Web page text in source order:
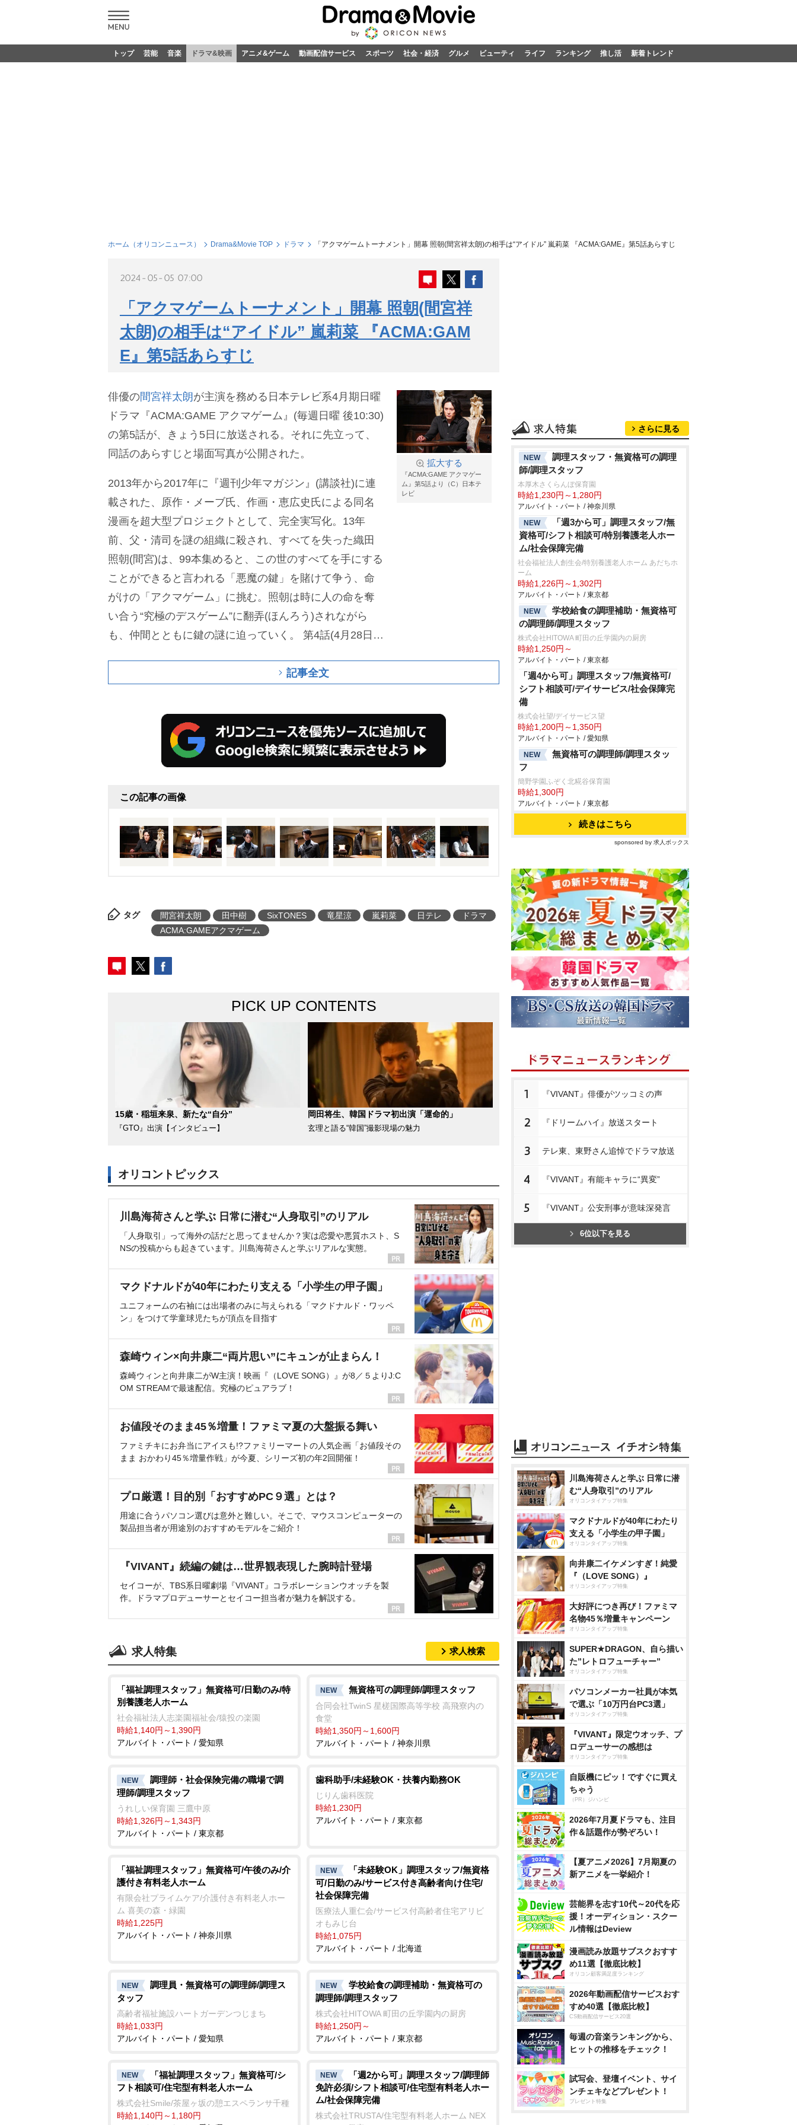
トップ 芸能 音楽 ドラマ&映画 アニメ&ゲーム 動画配信サービス スポーツ 社会・経済 グルメ ビューティ ライフ ランキング 推し活 新着トレンド
ホーム（オリコンニュース） Drama&Movie TOP ドラマ 「アクマゲームトーナメント」開幕 照朝(間宮祥太朗)の相手は“アイドル” 嵐莉菜 『ACMA:GAME』第5話あらすじ
2024-05-05 07:00
「アクマゲームトーナメント」開幕 照朝(間宮祥
太朗)の相手は“アイドル” 嵐莉菜 『ACMA:GAM
E』第5話あらすじ
拡大する
『ACMA:GAME アクマゲー
ム』第5話より（C）日本テ
レビ
俳優の間宮祥太朗 が主演を務める日本テレビ系4月期日曜
ドラマ『ACMA:GAME アクマゲーム』(毎週日曜 後10:30)
の第5話が、きょう5日に放送される。それに先立って、
同話のあらすじと場面写真が公開された。
2013年から2017年に『週刊少年マガジン』(講談社)に連
載された、原作・メーブ氏、作画・恵広史氏による同名
漫画を超大型プロジェクトとして、完全実写化。13年
前、父・清司を謎の組織に殺され、すべてを失った織田
照朝(間宮)は、99本集めると、この世のすべてを手にする
ことができると言われる「悪魔の鍵」を賭けて争う、命
がけの「アクマゲーム」に挑む。照朝は時に人の命を奪
い合う“究極のデスゲーム”に翻弄(ほんろう)されながら
も、仲間とともに鍵の謎に迫っていく。
第4話(4月28日放
けを借り、元医師であり「グングニル」メンバーの長久
記事全文
この記事の画像
タグ 間宮祥太朗 田中樹 SixTONES 竜星涼 嵐莉菜 日テレ
ドラマ
ACMA:GAMEアクマゲーム
PICK UP CONTENTS
15歳・稲垣来泉、新たな“自分”
『GTO』出演【インタビュー】
岡田将生、韓国ドラマ初出演「運命的」
玄理と語る“韓国”撮影現場の魅力
オリコントピックス
川島海荷さんと学ぶ 日常に潜む“人身取引”のリアル
「人身取引」って海外の話だと思ってませんか？実は恋愛や悪質ホスト、S
NSの投稿からも起きています。川島海荷さんと学ぶリアルな実態。
マクドナルドが40年にわたり支える「小学生の甲子園」
ユニフォームの右袖には出場者のみに与えられる「マクドナルド・ワッペ
ン」をつけて学童球児たちが頂点を目指す
森崎ウィン×向井康二“両片思い”にキュンが止まらん！
森崎ウィンと向井康二がW主演！映画『（LOVE SONG）』が8／５よりJ:C
OM STREAMで最速配信。究極のピュアラブ！
お値段そのまま45％増量！ファミマ夏の大盤振る舞い
ファミチキにお弁当にアイスも!?ファミリーマートの人気企画「お値段その
まま おかわり45％増量作戦」が今夏、シリーズ初の年2回開催！
プロ厳選！目的別「おすすめPC９選」とは？
用途に合うパソコン選びは意外と難しい。そこで、マウスコンピューターの
製品担当者が用途別のおすすめモデルをご紹介！
『VIVANT』続編の鍵は…世界観表現した腕時計登場
セイコーが、TBS系日曜劇場『VIVANT』コラボレーションウオッチを製
作。ドラマプロデューサーとセイコー担当者が魅力を解説する。
求人特集 求人検索
「福祉調理スタッフ」無資格可/日勤のみ/特
別養護老人ホーム
社会福祉法人志楽園福祉会/猿投の楽園
時給1,140円～1,390円
アルバイト・パート / 愛知県
NEW 無資格可の調理師/調理スタッフ
合同会社TwinS 星槎国際高等学校 高飛寮内の
食堂
時給1,350円～1,600円
アルバイト・パート / 神奈川県
NEW
調理師・社会保険完備の職場で調
理師/調理スタッフ
うれしい保育園 三鷹中原
時給1,326円～1,343円
アルバイト・パート / 東京都
歯科助手/未経験OK・扶養内勤務OK
じりん歯科医院
時給1,230円
アルバイト・パート / 東京都
「福祉調理スタッフ」無資格可/午後のみ/介
護付き有料老人ホーム
有限会社プライムケア/介護付き有料老人ホー
ム 喜美の森・緑園
時給1,225円
アルバイト・パート / 神奈川県
NEW
「未経験OK」調理スタッフ/無資格
可/日勤のみ/サービス付き高齢者向け住宅/
社会保障完備
医療法人重仁会/サービス付高齢者住宅アリビ
オもみじ台
時給1,075円
アルバイト・パート / 北海道
NEW
調理員・無資格可の調理師/調理ス
タッフ
高齢者福祉施設ハートガーデンつじまち
時給1,033円
アルバイト・パート / 愛知県
NEW
学校給食の調理補助・無資格可の
調理師/調理スタッフ
株式会社HITOWA 町田の丘学園内の厨房
時給1,250円～
アルバイト・パート / 東京都
NEW
「福祉調理スタッフ」無資格可/シ
フト相談可/住宅型有料老人ホーム
株式会社Smile/茶屋ヶ坂の憩エスペランサ千種
時給1,140円～1,180円
NEW
「週2から可」調理スタッフ/調理師
免許必須/シフト相談可/住宅型有料老人ホー
ム/社会保障完備
株式会社TRUSTA/住宅型有料老人ホーム NEX
さらに見る
NEW
調理スタッフ・無資格可の調理
師/調理スタッフ
本厚木さくらんぼ保育園
時給1,230円～1,280円
アルバイト・パート / 神奈川県
NEW
「週3から可」調理スタッフ/無
資格可/シフト相談可/特別養護老人ホー
ム/社会保障完備
社会福祉法人創生会/特別養護老人ホーム あだちホ
ーム
時給1,226円～1,302円
アルバイト・パート / 東京都
NEW
学校給食の調理補助・無資格可
の調理師/調理スタッフ
株式会社HITOWA 町田の丘学園内の厨房
時給1,250円～
アルバイト・パート / 東京都
「週4から可」調理スタッフ/無資格可/
シフト相談可/デイサービス/社会保障完
備
株式会社望/デイサービス望
時給1,200円～1,350円
アルバイト・パート / 愛知県
NEW
無資格可の調理師/調理スタッ
フ
簡野学園ふぞく北糀谷保育園
時給1,300円
アルバイト・パート / 東京都
続きはこちら
sponsored by 求人ボックス
1 『VIVANT』俳優がツッコミの声
2 『ドリームハイ』放送スタート
3 テレ東、東野さん追悼でドラマ放送
4 『VIVANT』有能キャラに“異変”
5 『VIVANT』公安刑事が意味深発言
6位以下を見る
川島海荷さんと学ぶ 日常に潜
む“人身取引”のリアル
オリコンタイアップ特集
マクドナルドが40年にわたり
支える「小学生の甲子園」
オリコンタイアップ特集
向井康二イケメンすぎ！純愛
『（LOVE SONG）』
オリコンタイアップ特集
大好評につき再び！ファミマ
名物45％増量キャンペーン
オリコンタイアップ特集
SUPER★DRAGON、自ら描い
た”レトロフューチャー”
オリコンタイアップ特集
パソコンメーカー社員が本気
で選ぶ「10万円台PC3選」
オリコンタイアップ特集
『VIVANT』限定ウオッチ、プ
ロデューサーの感想は
オリコンタイアップ特集
自販機にピッ！ですぐに買え
ちゃう
（PR）ジハンピ
2026年7月夏ドラマも、注目
作＆話題作が勢ぞろい！
【夏アニメ2026】7月期夏の
新アニメを一挙紹介！
芸能界を志す10代～20代を応
援！オーディション・スクー
ル情報はDeview
漫画読み放題サブスクおすす
め11選【徹底比較】
オリコン顧客満足度ランキング
2026年動画配信サービスおす
すめ40選【徹底比較】
CS動画配信サービス20選
毎週の音楽ランキングから、
ヒットの推移をチェック！
試写会、登壇イベント、サイ
ンチェキなどプレゼント！
プレゼント特集